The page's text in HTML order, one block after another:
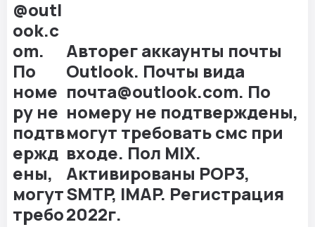
Авторег аккаунты почты
Outlook. Почты вида
почта@outlook.com. По
номеру не подтверждены,
могут требовать смс при
входе. Пол MIX.
Активированы POP3,
SMTP, IMAP. Регистрация
2022г.